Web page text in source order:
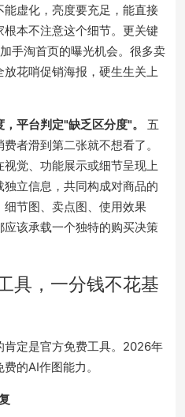
虚化，亮度要充足，能直接
根本不注意这个细节。更关键
手淘首页的曝光机会。很多卖
花哨促销海报，硬生生关上
平台判定"缺乏区分度"。
五
者滑到第二张就不想看了。
觉、功能展示或细节呈现上
立信息，共同构成对商品的
细节图、卖点图、使用效果
该承载一个独特的购买决策
具，一分钱不花基
定是官方免费工具。2026年
的AI作图能力。